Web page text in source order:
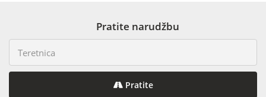
Pratite narudžbu
Pratite